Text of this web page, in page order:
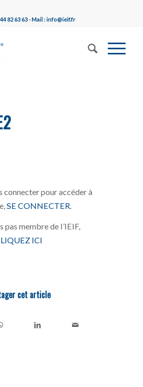
82 63 63 - Mail : info@ieif.fr
connecter pour accéder à
SE CONNECTER
pas membre de l’IEIF,
ICI
cet article